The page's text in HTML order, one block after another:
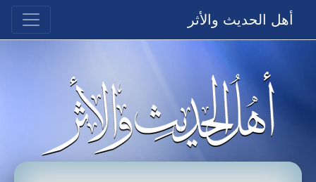
أهل الحديث والأثر